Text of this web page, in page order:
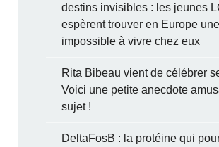
destins invisibles : les jeunes
espèrent trouver en Europe
impossible à vivre chez eux
Rita Bibeau vient de célébrer
Voici une petite anecdote
sujet !
DeltaFosB : la protéine qui